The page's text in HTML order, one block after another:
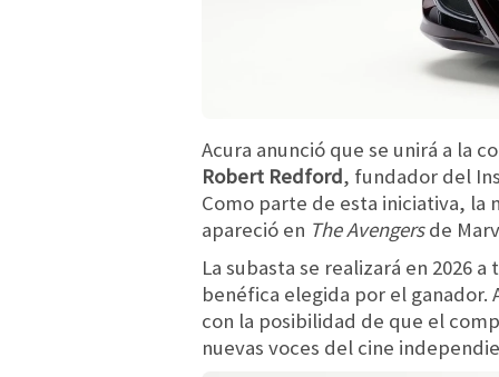
Acura anunció que se unirá a la
Robert Redford, fundador del
Como parte de esta iniciativa, la
apareció en The Avengersde
La subasta se realizará en 2026
benéfica elegida por el
con la posibilidad de que el
nuevas voces del cine